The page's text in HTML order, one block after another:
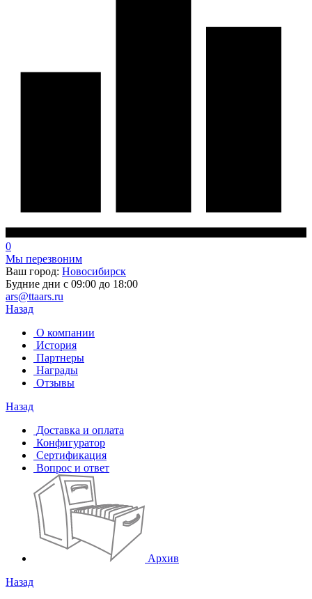
0
Мы перезвоним
Ваш город: Новосибирск
Будние дни с 09:00 до 18:00
ars@ttaars.ru
Назад
О компании
История
Партнеры
Награды
Отзывы
Назад
Доставка и оплата
Конфигуратор
Сертификация
Вопрос и ответ
Архив
Назад